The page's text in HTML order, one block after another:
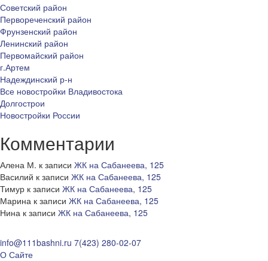
Советский район
Первореченский район
Фрунзенский район
Ленинский район
Первомайский район
г.Артем
Надеждинский р-н
Все новостройки Владивостока
Долгострои
Новостройки России
Комментарии
Алена М. к записи ЖК на Сабанеева, 125
Василий к записи ЖК на Сабанеева, 125
Тимур к записи ЖК на Сабанеева, 125
Марина к записи ЖК на Сабанеева, 125
Нина к записи ЖК на Сабанеева, 125
info@111bashni.ru 7(423) 280-02-07
О Сайте